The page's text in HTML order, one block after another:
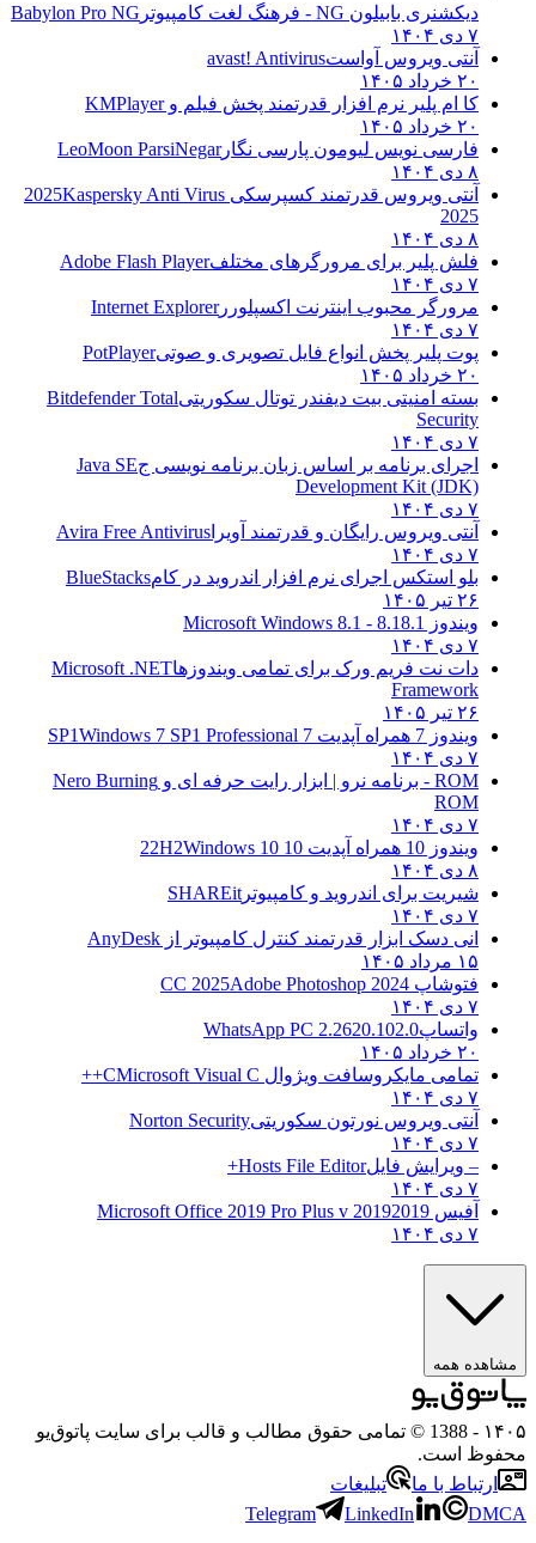
دیکشنری بابیلون NG - فرهنگ لغت کامپیوتر
Babylon Pro NG
۷ دی ۱۴۰۴
آنتی ویروس آواستavast! Antivirus
۲۰ خرداد ۱۴۰۵
کا ام پلیر نرم افزار قدرتمند پخش فیلم وKMPlayer
۲۰ خرداد ۱۴۰۵
فارسی نویس لیومون پارسی نگارLeoMoon ParsiNegar
۸ دی ۱۴۰۴
آنتی ویروس قدرتمند کسپرسکی 2025 Kaspersky Anti Virus
2025
۸ دی ۱۴۰۴
فلش پلیر برای مرورگرهای مختلفAdobe Flash Player
۷ دی ۱۴۰۴
مرورگر محبوب اینترنت اکسپلوررInternet Explorer
۷ دی ۱۴۰۴
پوت پلیر پخش انواع فایل تصویری و صوتیPotPlayer
۲۰ خرداد ۱۴۰۵
بسته امنیتی بیت دیفندر توتال سکوریتیBitdefender Total
Security
۷ دی ۱۴۰۴
اجرای برنامه بر اساس زبان برنامه نویسی جJava SE
Development Kit (JDK)
۷ دی ۱۴۰۴
آنتی ویروس رایگان و قدرتمند آویرا Avira Free Antivirus
۷ دی ۱۴۰۴
بلو استکس اجرای نرم افزار اندروید در کامBlueStacks
۲۶ تیر ۱۴۰۵
ویندوز 8.1
8.1 - Microsoft Windows 8.1
۷ دی ۱۴۰۴
دات نت فریم ورک برای تمامی ویندوزهاMicrosoft .NET
Framework
۲۶ تیر ۱۴۰۵
ویندوز 7 همراه آپدیت 7 SP1
Windows 7 SP1 Professional
۷ دی ۱۴۰۴
ROM - برنامه نرو | ابزار رایت حرفه ای و
Nero Burning
ROM
۷ دی ۱۴۰۴
ویندوز 10 همراه آپدیت 10 22H2
Windows 10
۸ دی ۱۴۰۴
شیریت برای اندروید و کامپیوتر SHAREit
۷ دی ۱۴۰۴
انی دسک ابزار قدرتمند کنترل کامپیوتر از AnyDesk
۱۵ مرداد ۱۴۰۵
فتوشاپ CC 2025 Adobe Photoshop 2024
۷ دی ۱۴۰۴
واتساپWhatsApp PC 2.2620.102.0
۲۰ خرداد ۱۴۰۵
تمامی مایکروسافت ویژوال C Microsoft Visual C++
۷ دی ۱۴۰۴
آنتی ویروس نورتون سکوریتیNorton Security
۷ دی ۱۴۰۴
– ویرایش فایلHosts File Editor+
۷ دی ۱۴۰۴
آفیس 2019 2019 Microsoft Office 2019 Pro Plus v
۷ دی ۱۴۰۴
مشاهده همه
۱۴۰۵
- 1388 © تمامی حقوق مطالب و قالب برای سایت پاتوق‌یو
محفوظ است.
ارتباط با ما
تبلیغات
Telegram
LinkedIn DMCA